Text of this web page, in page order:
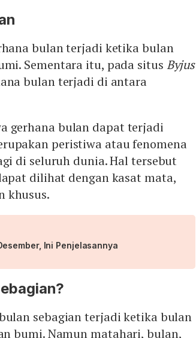
bulan terjadi ketika bulan
Sementara itu, pada situs Byjus
bulan terjadi di antara
gerhana bulan dapat terjadi
peristiwa atau fenomena
di seluruh dunia. Hal tersebut
dilihat dengan kasat mata,
khusus.
Ini Penjelasannya
sebagian terjadi ketika bulan
bumi. Namun matahari, bulan,